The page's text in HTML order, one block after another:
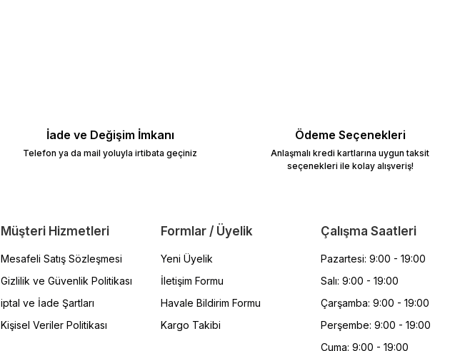
İade ve Değişim İmkanı
Telefon ya da mail yoluyla irtibata geçiniz
Ödeme Seçenekleri
Anlaşmalı kredi kartlarına uygun taksit
seçenekleri ile kolay alışveriş!
Müşteri Hizmetleri
Mesafeli Satış Sözleşmesi
Gizlilik ve Güvenlik Politikası
iptal ve İade Şartları
Kişisel Veriler Politikası
Formlar / Üyelik
Yeni Üyelik
İletişim Formu
Havale Bildirim Formu
Kargo Takibi
Çalışma Saatleri
Pazartesi: 9:00 - 19:00
Salı: 9:00 - 19:00
Çarşamba: 9:00 - 19:00
Perşembe: 9:00 - 19:00
Cuma: 9:00 - 19:00